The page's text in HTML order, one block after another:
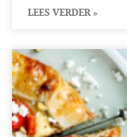
LEES VERDER »